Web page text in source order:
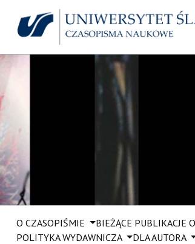
O CZASOPIŚMIE BIEŻĄCE PUBLIKACJE
POLITYKA WYDAWNICZA
DLA AUTORA